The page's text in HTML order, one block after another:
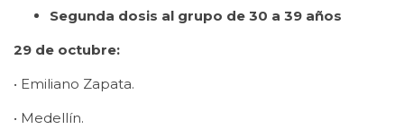
Segunda dosis al grupo de 30 a 39 años
29 de octubre:
• Emiliano Zapata.
• Medellín.